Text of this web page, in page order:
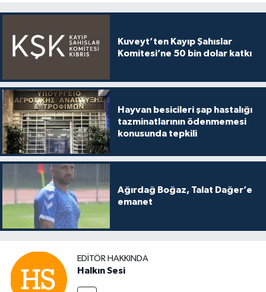
Kuveyt’ten Kayıp Şahıslar
Komitesi’ne 50 bin dolar katkı
Hayvan besicileri şap hastalığı
tazminatlarının ödenmemesi
konusunda tepkili
Ağırdağ Boğaz, Talat Dağer’e
emanet
EDITÖR HAKKINDA
Halkın Sesi